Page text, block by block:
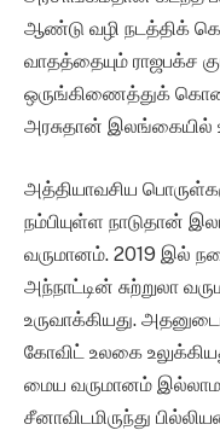
ஆண்டு வழி நடத்திக்
வாதத்தையும் ராஜபக்ச
ஒருங்கிணைத்துக்
அரசுதான் இலங்கையில்
அத்தியாவசிய
நம்பியுள்ள நாடுதான்
வருமானம். 2019 இல்
அந்நாட்டின் சுற்றுலா
உருவாக்கியது.
கோவிட் உலகை
மைய வருமானம்
சீனாவிடமிருந்து